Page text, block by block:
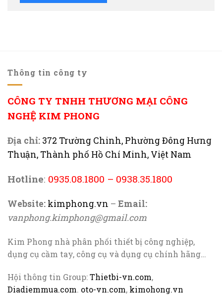
Thông tin công ty
CÔNG TY TNHH THƯƠNG MẠI CÔNG
NGHỆ KIM PHONG
Địa chỉ: 372 Trường Chinh, Phường Đông Hưng
Thuận, Thành phố Hồ Chí Minh, Việt Nam
Hotline: 0935.08.1800 – 0938.35.1800
Website: kimphong.vn – Email:
vanphong.kimphong@gmail.com
Kim Phong nhà phân phối thiết bị công nghiệp,
dụng cụ cầm tay, công cụ và dụng cụ chính hãng…
Hội thông tin Group:Thietbi-vn.com,
Diadiemmua.com. oto-vn.com, kimohong.vn